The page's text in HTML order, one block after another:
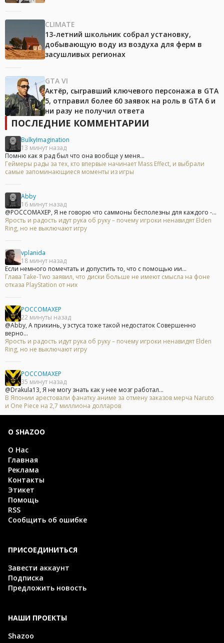
CLIMATE
13-летний школьник собрал установку,
добывающую воду из воздуха для ферм в
засушливых регионах
GTA VI
Актёр, сыгравший ключевого персонажа в GTA
5, отправил более 60 заявок на роль в GTA 6 и
ни разу не получил ответа
ПОСЛЕДНИЕ КОММЕНТАРИИ
BulkyImagination
13 минут назад
Помню как я рад был что она вообще у меня...
Геймеры рады за тех, кто впервые начинает Mass Effect, и выбрали
самые запоминающиеся моменты из игры
Abby
16 минут назад
@POCCOMAXEP, Я не говорю что саммоны бесполезны для каждого -...
Ярость и радость идут рука об руку – почему игроки ненавидят Elden
Ring, но не выключают игру
vplanida
18 минут назад
Если немного помечтать и допустить то, что с помощью ии...
Глава Take-Two заявил, что диски больше не имеют смысла на фоне
отказа PlayStation от них
POCCOMAXEP
22 минуты назад
@Abby, А прикинь, у эстуса тоже такой недостаток Совершенно
верно...
Ярость и радость идут рука об руку – почему игроки ненавидят Elden
Ring, но не выключают игру
POCCOMAXEP
35 минут назад
@Drakula13, Я не могу знать как у нее мозг работал...
В Японии арестовали фанатку аниме за отмену заказов мерча Naruto
и One Piece на 2,7 миллиона долларов
О SHAZOO
О Нас
Главная
Реклама
Контакты
Этикет
Помощь
RSS
Сообщить об ошибке
ПРИСОЕДИНИТЬСЯ
Завести аккаунт
Подписка
Предложить новость
НАШИ ПРОЕКТЫ
Shazoo